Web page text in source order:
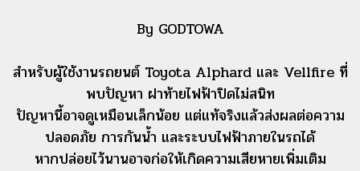
By GODTOWA
สำหรับผู้ใช้งานรถยนต์ Toyota Alphard และ Vellfire ที่
พบปัญหา ฝาท้ายไฟฟ้าปิดไม่สนิท
ปัญหานี้อาจดูเหมือนเล็กน้อย แต่แท้จริงแล้วส่งผลต่อความ
ปลอดภัย การกันน้ำ และระบบไฟฟ้าภายในรถได้
หากปล่อยไว้นานอาจก่อให้เกิดความเสียหายเพิ่มเติม